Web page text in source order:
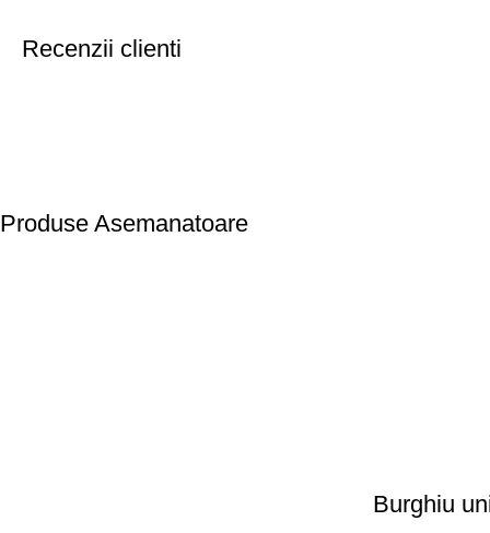
Recenzii clienti
Produse Asemanatoare
Burghiu